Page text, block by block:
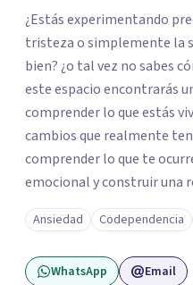
¿Estás experimentando preocupaciones, agotamiento,
tristeza o simplemente la
bien? ¿o tal vez no sabes cómo ponerlo en palabras.? En
este espacio encontrarás una
comprender lo que estás
cambios que realmente tengan
comprender lo que te ocurre, fortalecer el bienestar
emocional y construir una
contigo mismo y con los
ser un buen momento para
acompañarte en ese proceso.
Ansiedad Codependencia
WhatsApp Email